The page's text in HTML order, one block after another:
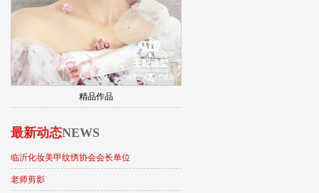
精品作品
最新动态NEWS
临沂化妆美甲纹绣协会会长单位
老师剪影